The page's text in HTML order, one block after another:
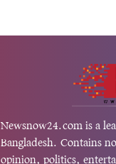
Newsnow24.com is a
Bangladesh. Contains
opinion, politics,